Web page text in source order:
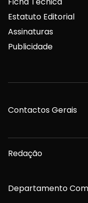
Estatuto Editorial
Assinaturas
Publicidade
Contactos Gerais
Redação
Departamento